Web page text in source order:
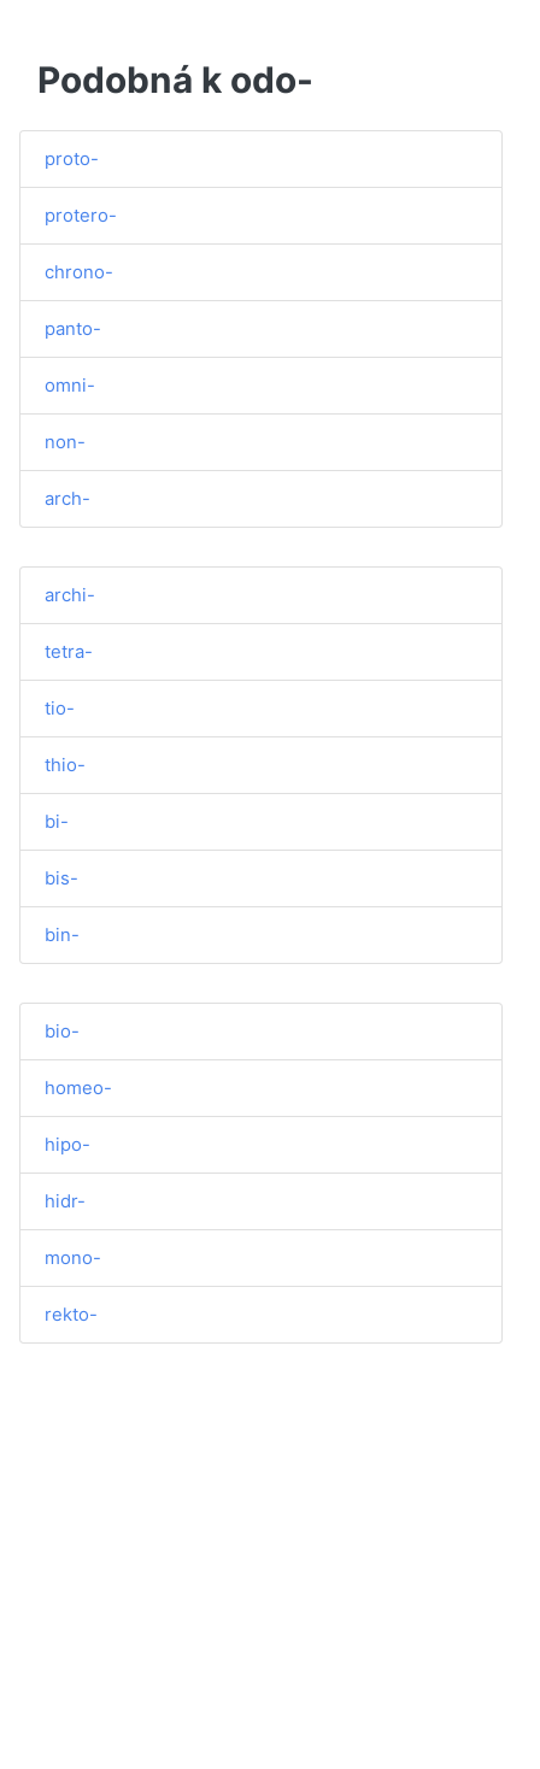
Podobná k odo-
proto-
protero-
chrono-
panto-
omni-
non-
arch-
archi-
tetra-
tio-
thio-
bi-
bis-
bin-
bio-
homeo-
hipo-
hidr-
mono-
rekto-